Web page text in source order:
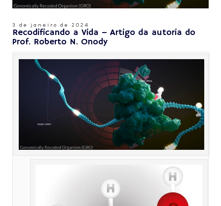
3 de janeiro de 2024
Recodificando a Vida – Artigo da autoria do
Prof. Roberto N. Onody